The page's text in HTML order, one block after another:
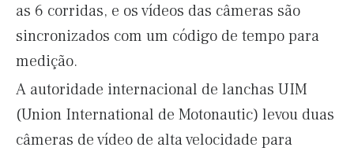
as 6 corridas, e os vídeos das câmeras são
sincronizados com um código de tempo para
medição.
A autoridade internacional de lanchas UIM
(Union International de Motonautic) levou duas
câmeras de vídeo de alta velocidade para